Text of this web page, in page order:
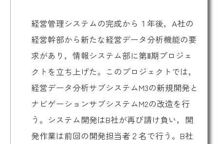
経営管理システムの完成から１年後，A社の
経営幹部から新たな経営データ分析機能の要
求があり，情報システム部に第Ⅱ期プロジェ
クトを立ち上げた。このプロジェクトでは，
経営データ分析サブシステムM3の新規開発と
ナビゲーションサブシステムM2の改造を行
う。システム開発はB社が再び請け負い，開
発作業は前回の開発担当者２名で行う。B社